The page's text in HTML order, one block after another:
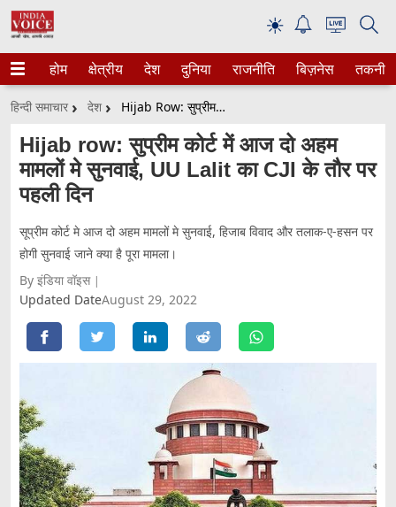
☀
होम क्षेत्रीय देश दुनिया राजनीति बिज़नेस तकनीक
हिन्दी समाचार देश Hijab Row: सुप्रीम कोर्ट में आज दो अहम मामलों मे सुनवाई, UU Lalit का CJI के तौर पर पहली दिन
Hijab row: सुप्रीम कोर्ट में आज दो अहम
मामलों मे सुनवाई, UU Lalit का CJI के तौर पर
पहली दिन
सूप्रीम कोर्ट मे आज दो अहम मामलों मे सुनवाई, हिजाब विवाद और तलाक-ए-हसन पर
होगी सुनवाई जाने क्या है पूरा मामला।
By इंडिया वॉइस
Updated DateAugust 29, 2022